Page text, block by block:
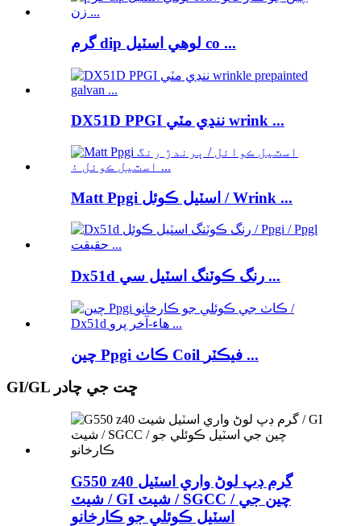
گرم dip لوهي اسٽيل co ...
DX51D PPGI ننڍي مٽي wrink ...
Matt Ppgi اسٽيل ڪوئل / Wrink ...
Dx51d رنگ ڪوٽنگ اسٽيل سي ...
چين Ppgi ڪاٺ Coil فيڪٽر ...
GI/GL ڇت جي چادر
G550 z40 گرم ڊپ لوڻ واري اسٽيل
شيٽ / GI شيٽ / SGCC / چين جي
اسٽيل ڪوئلي جو ڪارخانو